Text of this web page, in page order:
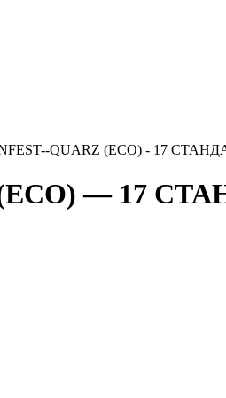
QUARZ (ECO) - 17
— 17